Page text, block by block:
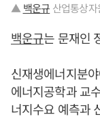
▲백운규 산업통상
백운규는 문재인
신재생에너지분
에너지공학과 교
너지수요 예측과